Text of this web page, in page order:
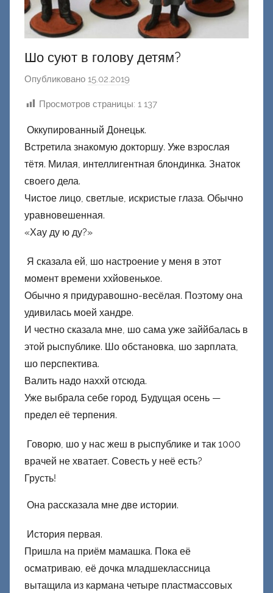
Шо суют в голову детям?
Опубликовано 15.02.2019
т
о
р
о
н
е
ц
к
й
Просмотров страницы: 1 137
Оккупированный Донецьк.
Встретила знакомую докторшу. Уже взрослая
тётя. Милая, интеллигентная блондинка. Знаток
своего дела.
Чистое лицо, светлые, искристые глаза. Обычно
уравновешенная.
«Хау ду ю ду?»
Я сказала ей, шо настроение у меня в этот
момент времени ххйовенькое.
Обычно я придуравошно-весёлая. Поэтому она
удивилась моей хандре.
И честно сказала мне, шо сама уже заййбалась в
этой рыспублике. Шо обстановка, шо зарплата,
шо перспектива.
Валить надо наххй отсюда.
Уже выбрала себе город. Будущая осень —
предел её терпения.
Говорю, шо у нас жеш в рыспублике и так 1000
врачей не хватает. Совесть у неё есть?
Грусть!
Она рассказала мне две истории.
История первая.
Пришла на приём мамашка. Пока её
осматриваю, её дочка младшеклассница
вытащила из кармана четыре пластмассовых